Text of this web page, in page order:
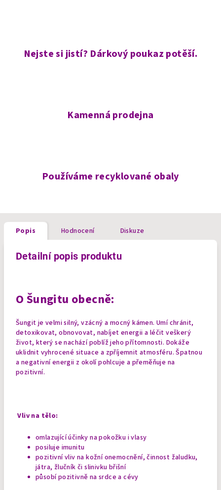
Nejste si jistí? Dárkový poukaz potěší.
Kamenná prodejna
Používáme recyklované obaly
Popis Hodnocení Diskuze
Detailní popis produktu
O Šungitu obecně:
Šungit je velmi silný, vzácný a mocný kámen. Umí chránit,
detoxikovat, obnovovat, nabíjet energii a léčit veškerý
život, který se nachází poblíž jeho přítomnosti. Dokáže
uklidnit vyhrocené situace a zpříjemnit atmosféru. Špatnou
a negativní energii z okolí pohlcuje a přeměňuje na
pozitivní.
Vliv na tělo:
omlazující účinky na pokožku i vlasy
posiluje imunitu
pozitivní vliv na kožní onemocnění, činnost žaludku,
játra, žlučník či slinivku břišní
působí pozitivně na srdce a cévy